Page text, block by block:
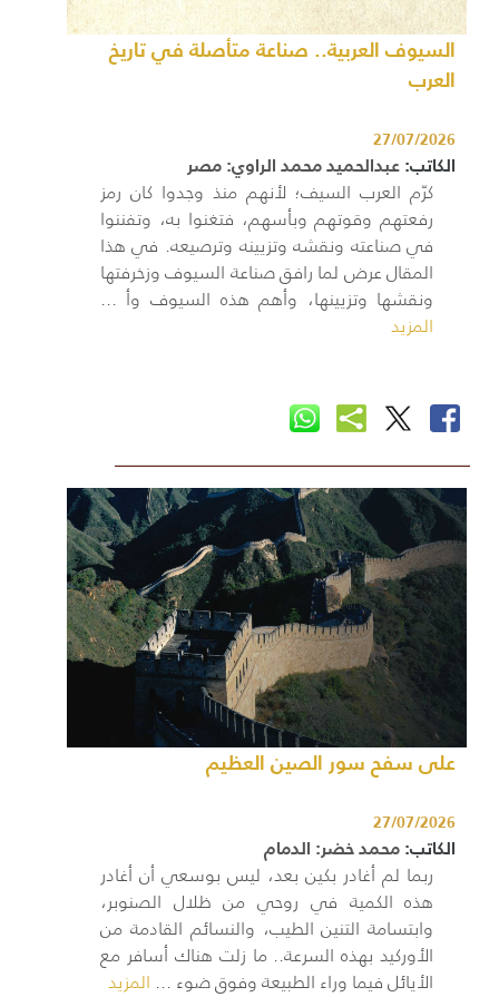
السيوف العربية.. صناعة متأصلة في تاريخ
العرب
27/07/2026
الكاتب:عبدالحميد محمد الراوي: مصر
كرّم العرب السيف؛ لأنهم منذ وجدوا كان رمز
رفعتهم وقوتهم وبأسهم، فتغنوا به، وتفننوا
في صناعته ونقشه وتزيينه وترصيعه. في هذا
المقال عرض لما رافق صناعة السيوف وزخرفتها
ونقشها وتزيينها، وأهم هذه السيوف وأ ...
المزيد
على سفح سور الصين العظيم
27/07/2026
الكاتب:محمد خضر: الدمام
ربما لم أغادر بكين بعد، ليس بوسعي أن أغادر
هذه الكمية في روحي من ظلال الصنوبر،
وابتسامة التنين الطيب، والنسائم القادمة من
الأوركيد بهذه السرعة.. ما زلت هناك أسافر مع
الأيائل فيما وراء الطبيعة وفوق ضوء ...المزيد